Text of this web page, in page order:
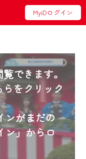
MyiDログイン
できます。
をクリック
ンがまだの
ン」からロ